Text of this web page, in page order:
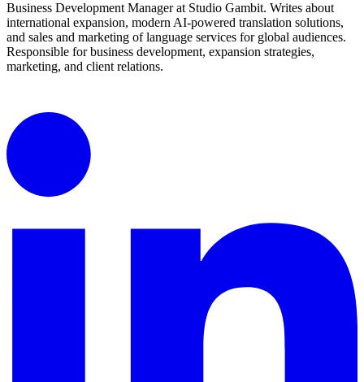
Business Development Manager at Studio Gambit. Writes about
international expansion, modern AI-powered translation solutions,
and sales and marketing of language services for global audiences.
Responsible for business development, expansion strategies,
marketing, and client relations.